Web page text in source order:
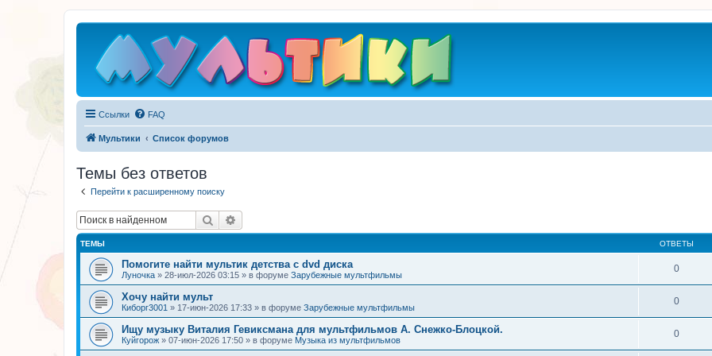
Ссылки FAQ
Мультики Список форумов
Темы без ответов
Перейти к расширенному поиску
Поиск
ТЕМЫ ОТВЕТЫ
Помогите найти мультик детства с dvd диска
Луночка » 28-июл-2026 03:15 » в форуме Зарубежные мультфильмы
0
Хочу найти мульт
Киборг3001 » 17-июн-2026 17:33 » в форуме Зарубежные мультфильмы
0
Ищу музыку Виталия Гевиксмана для мультфильмов А. Снежко-Блоцкой.
Куйгорож » 07-июн-2026 17:50 » в форуме Музыка из мультфильмов
0